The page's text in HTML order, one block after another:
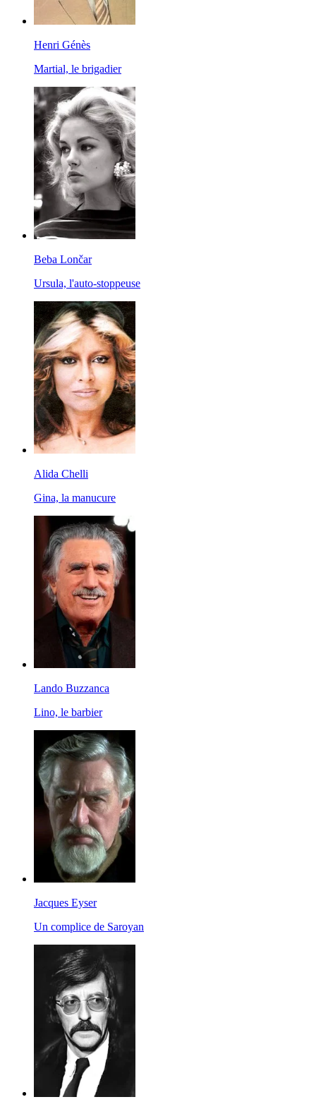
Henri Génès
Martial, le brigadier
Beba Lončar
Ursula, l'auto-stoppeuse
Alida Chelli
Gina, la manucure
Lando Buzzanca
Lino, le barbier
Jacques Eyser
Un complice de Saroyan